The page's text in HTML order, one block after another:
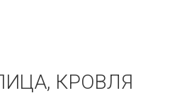
КРОВЛЯ